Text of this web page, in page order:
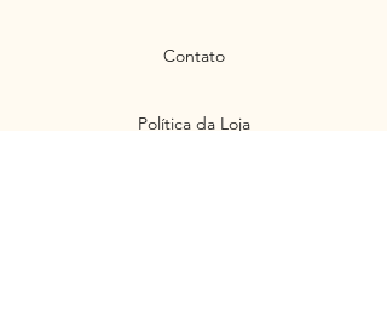
Contato
Política da Loja